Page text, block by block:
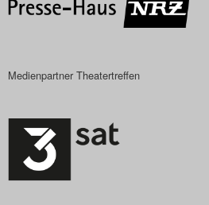
Medienpartner Theatertreffen